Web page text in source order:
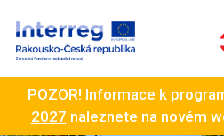
POZOR! Informace k
2027 naleznete na novém